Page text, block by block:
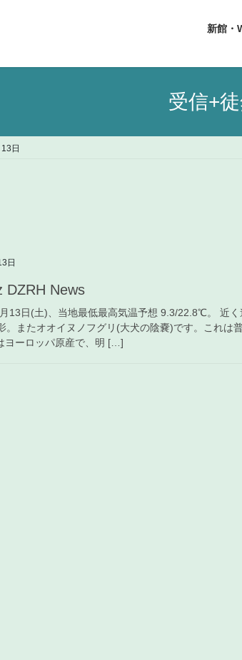
新館・
受信+
日
日
DZRH News
13日(土)、当地最低最高気温予想 9.3/22.8℃。 近
。またオオイヌノフグリ(大犬の陰嚢)です。これは
ヨーロッパ原産で、明 […]